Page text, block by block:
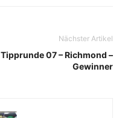
Nächster Artikel
Tipprunde 07 – Richmond –
Gewinner